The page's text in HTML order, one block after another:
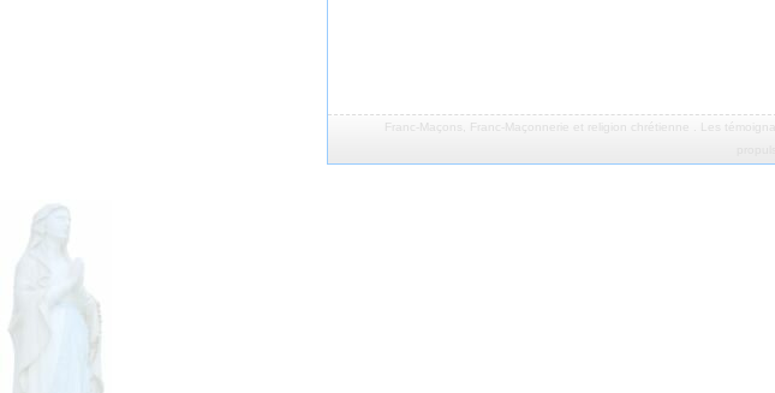
Franc-Maçons Franc-Maçonnerie et religion chrétienne Les